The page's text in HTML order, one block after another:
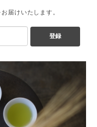
届けいたします。
登録